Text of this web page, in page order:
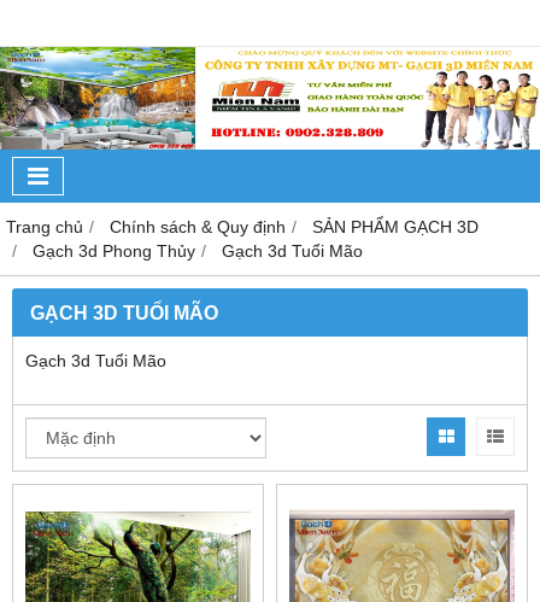
Trang chủ Chính sách & Quy định
SẢN PHẨM GẠCH 3D
Gạch 3d Phong Thủy
Gạch 3d Tuổi Mão
GẠCH 3D TUỔI MÃO
Gạch 3d Tuổi Mão